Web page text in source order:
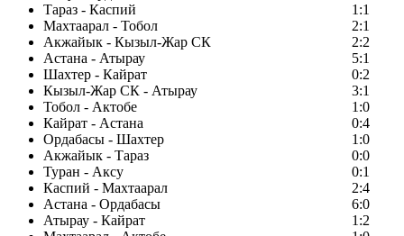
Тараз - Каспий
1:1
Махтаарал - Тобол
2:1
Акжайык - Кызыл-Жар СК
2:2
Астана - Атырау
5:1
Шахтер - Кайрат
0:2
Кызыл-Жар СК - Атырау
3:1
Тобол - Актобе
1:0
Кайрат - Астана
0:4
Ордабасы - Шахтер
1:0
Акжайык - Тараз
0:0
Туран - Аксу
0:1
Каспий - Махтаарал
2:4
Астана - Ордабасы
6:0
Атырау - Кайрат
1:2